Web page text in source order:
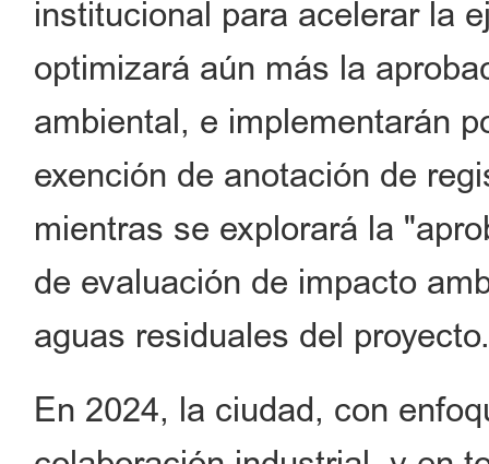
institucional para acelerar la
optimizará aún más la
ambiental, e implementarán
exención de anotación de
mientras se explorará la
de evaluación de impacto
aguas residuales del
En 2024, la ciudad, con